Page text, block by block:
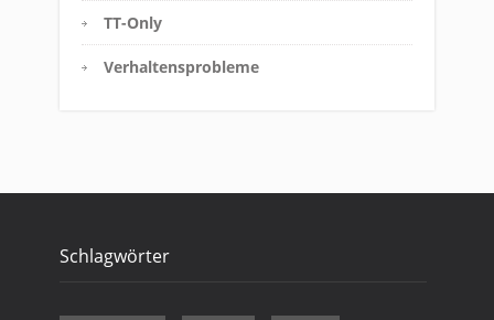
TT-Only
Verhaltensprobleme
Schlagwörter